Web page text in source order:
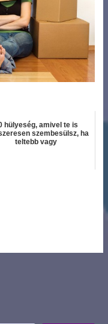
hülyeség, amivel te is
szembesülsz, ha
teltebb vagy